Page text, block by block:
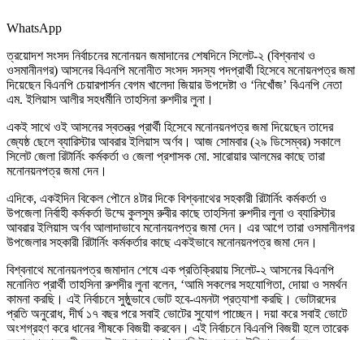
WhatsApp
ত্রয়োদশ সংসদ নির্বাচনের মনোনয়ন জমাদানের শেষদিনে সিলেট-২ (বিশ্বনাথ ও
ওসমানীনগর) আসনের বিএনপি মনোনীত সংসদ সদস্য পদপ্রার্থী হিসেবে মনোয়নপত্র জমা
দিয়েছেন বিএনপি চেয়ারপার্সন বেগম খালেদা জিয়ার উপদেষ্টা ও ‘নিখোঁজ’ বিএনপি নেতা
এম. ইলিয়াস আলীর সহধর্মীনি তাহসিনা রুশদীর লুনা।
একই সাথে ওই আসনের স্বতন্ত্র প্রার্থী হিসেবে মনোনয়নপত্র জমা দিয়েছেন তাদের
জ্যেষ্ঠ ছেলে ব্যারিস্টার আবরার ইলিয়াস অর্ণব। আজ সোমবার (২৯ ডিসেম্বর) সকালে
সিলেট জেলা রিটার্নিং কর্মকর্তা ও জেলা প্রশাসক মো. সারোয়ার আলমের কাছে তারা
মনোনয়নপত্র জমা দেন।
এদিকে, একইদিন বিকেল পৌনে ৪টার দিকে বিশ্বনাথের সহকারী রিটার্নিং কর্মকর্তা ও
উপজেলা নির্বাহী কর্মকর্তা উম্মে কুলসুম রুবীর কাছে তাহসিনা রুশদীর লুনা ও ব্যারিস্টার
আবরার ইলিয়াস অর্ণব আলাদাভাবে মনোনয়নপত্র জমা দেন। এর আগে তারা ওসমানীনগর
উপজেলার সহকারী রিটার্নিং কর্মকর্তার কাছে একইভাবে মনোনয়নপত্র জমা দেন।
বিশ্বনাথে মনোনয়নপত্র জমাদান শেষে এক প্রতিক্রিয়ায় সিলেট-২ আসনের বিএনপি
মনোনিত প্রার্থী তাহসিনা রুশদীর লুনা বলেন, ‘আমি সকলের সহযোগিতা, দোয়া ও সমর্থন
কামনা করছি। এই নির্বাচনে সুষ্ঠুভাবে ভোট হবে-এমনটা প্রত্যাশা করছি। ভোটারদের
প্রতি অনুরোধ, দীর্ঘ ১৭ বছর পরে সবাই ভোটের সুযোগ পাচ্ছেন। দয়া করে সবাই ভোটে
অংশগ্রহণ করে ধানের শীষকে বিজয়ী করবেন। এই নির্বাচনে বিএনপি বিজয়ী হলে তারেক